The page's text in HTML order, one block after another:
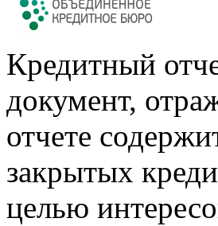
Кредитный
документ,
отчете
закрытых
целью